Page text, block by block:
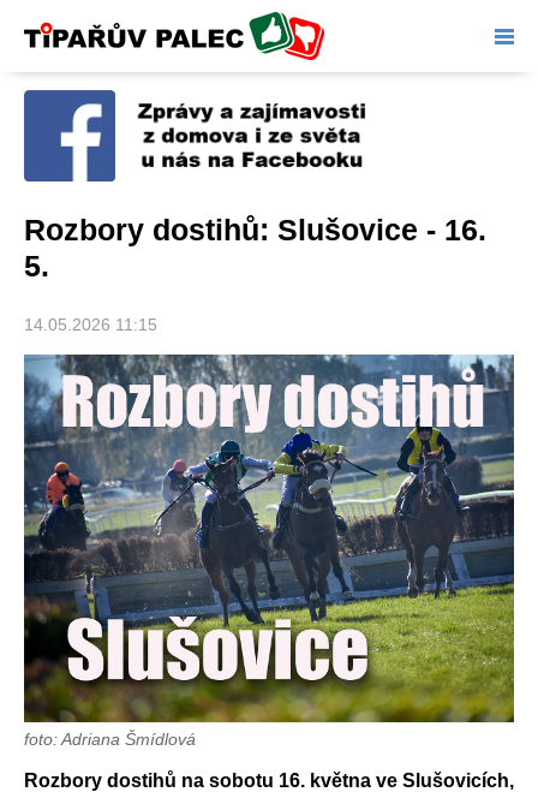
Tipařův palec
Rozbory dostihů: Slušovice - 16.
5.
14.05.2026 11:15
foto: Adriana Šmídlová
Rozbory dostihů na sobotu 16. května ve Slušovicích,